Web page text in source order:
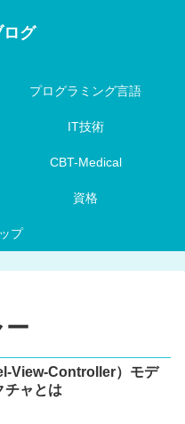
グ
プログラミング言語
IT技術
CBT-Medical
資格
プ
View-Controller）モデ
チャとは